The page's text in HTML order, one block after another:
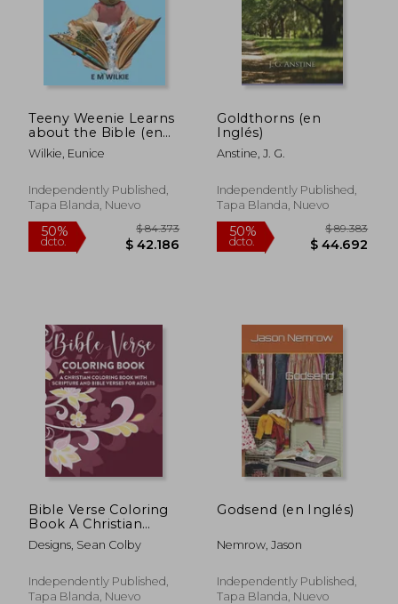
dcto. $ 51.200
50%
dcto.
50%
dcto.
50%
dcto.
Teeny Weenie Learns
about the Bible (en
Inglés)
Wilkie, Eunice
Independently Published,
Tapa Blanda, Nuevo
Goldthorns (en
Inglés)
Anstine, J. G.
Independently Published,
Tapa Blanda, Nuevo
Bible Verse Coloring
Book A Christian
Coloring Book With
Scripture and Bible
Faith-Building
Coloring Book For
Designs, Sean Colby
Independently Published,
Tapa Blanda, Nuevo
Godsend (en Inglés)
Nemrow, Jason
Independently Published,
Tapa Blanda, Nuevo